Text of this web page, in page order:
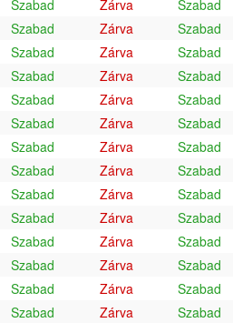
Szabad Zárva
Szabad
Szabad Zárva
Szabad
Szabad Zárva
Szabad
Szabad Zárva
Szabad
Szabad Zárva
Szabad
Szabad Zárva
Szabad
Szabad Zárva
Szabad
Szabad Zárva
Szabad
Szabad Zárva
Szabad
Szabad Zárva
Szabad
Szabad Zárva
Szabad
Szabad Zárva
Szabad
Szabad Zárva
Szabad
Szabad Zárva
Szabad